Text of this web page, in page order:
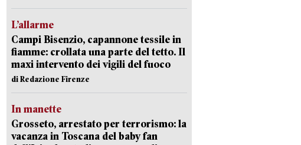
L’allarme
Campi Bisenzio, capannone tessile in
fiamme: crollata una parte del tetto. Il
maxi intervento dei vigili del fuoco
di Redazione Firenze
In manette
Grosseto, arrestato per terrorismo: la
vacanza in Toscana del baby fan